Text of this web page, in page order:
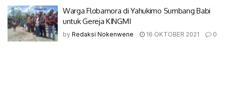
Warga Flobamora di Yahukimo Sumbang Babi
untuk Gereja KINGMI
by Redaksi Nokenwene 16 OKTOBER 2021 0